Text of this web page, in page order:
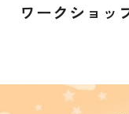
ワークショ